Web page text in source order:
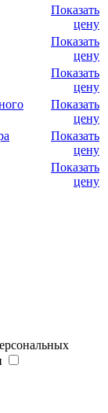
Показать
цену
Показать
цену
Показать
цену
Показать
цену
Показать
цену
Показать
цену